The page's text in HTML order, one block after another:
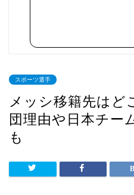
スポーツ選手
メッシ移籍先はど
団理由や日本チー
も